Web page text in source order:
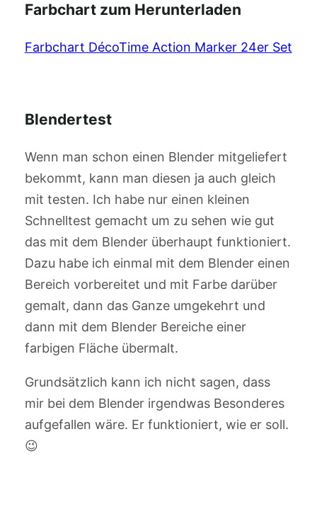
Farbchart zum Herunterladen
Farbchart DécoTime Action Marker 24er Set
Blendertest
Wenn man schon einen Blender mitgeliefert
bekommt, kann man diesen ja auch gleich
mit testen. Ich habe nur einen kleinen
Schnelltest gemacht um zu sehen wie gut
das mit dem Blender überhaupt funktioniert.
Dazu habe ich einmal mit dem Blender einen
Bereich vorbereitet und mit Farbe darüber
gemalt, dann das Ganze umgekehrt und
dann mit dem Blender Bereiche einer
farbigen Fläche übermalt.
Grundsätzlich kann ich nicht sagen, dass
mir bei dem Blender irgendwas Besonderes
aufgefallen wäre. Er funktioniert, wie er soll.
😉